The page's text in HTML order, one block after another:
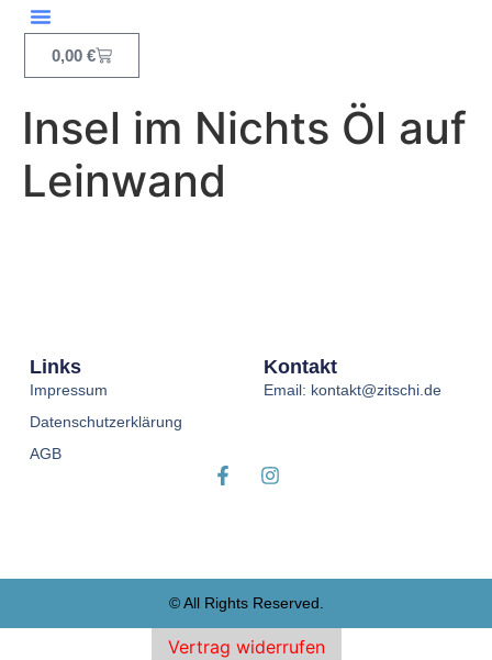
springen
0,00€
Insel im Nichts Öl auf
Leinwand
Links
Impressum
Datenschutzerklärung
AGB
Kontakt
Email: kontakt@zitschi.de
© All Rights Reserved.
Vertrag widerrufen